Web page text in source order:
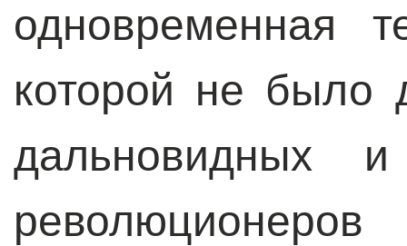
одновременная
которой не было
дальновидных